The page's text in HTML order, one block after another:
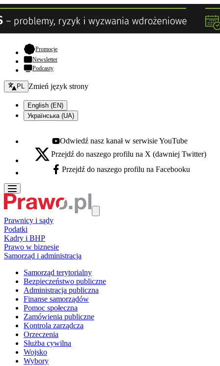
Promocje- otwiera się w nowej karcie
Newsletter
Podcasty
Zmień język - bieżący:
PL Zmień język strony
English (EN)
Українська (UA)
Youtube - otwiera się w nowej karcie
Odwiedź nasz kanał w serwisie YouTube
X - otwiera się w nowej karcie
Przejdź do naszego profilu na X (dawniej Twitter)
Facebook - otwiera się w nowej karcie
Przejdź do naszego profilu na Facebooku
Prawnicy i sądy
Podatki
Kadry i BHP
Prawo w biznesie
Samorząd i administracja
Samorząd terytorialny
Bezpieczeństwo publiczne
Administracja publiczna
Finanse samorządów
Pomoc społeczna
Zamówienia publiczne
Kontrola zarządcza
Orzeczenia
Służba cywilna
Wojsko
Wybory